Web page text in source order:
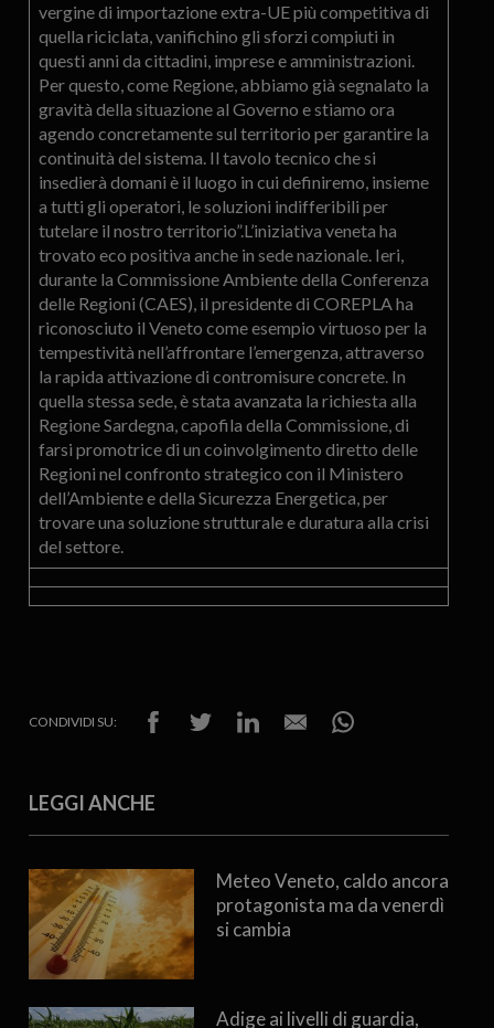
vergine di importazione extra-UE più competitiva di
quella riciclata, vanifichino gli sforzi compiuti in
questi anni da cittadini, imprese e amministrazioni.
Per questo, come Regione, abbiamo già segnalato la
gravità della situazione al Governo e stiamo ora
agendo concretamente sul territorio per garantire la
continuità del sistema. Il tavolo tecnico che si
insedierà domani è il luogo in cui definiremo, insieme
a tutti gli operatori, le soluzioni indifferibili per
tutelare il nostro territorio”.L’iniziativa veneta ha
trovato eco positiva anche in sede nazionale. Ieri,
durante la Commissione Ambiente della Conferenza
delle Regioni (CAES), il presidente di COREPLA ha
riconosciuto il Veneto come esempio virtuoso per la
tempestività nell’affrontare l’emergenza, attraverso
la rapida attivazione di contromisure concrete. In
quella stessa sede, è stata avanzata la richiesta alla
Regione Sardegna, capofila della Commissione, di
farsi promotrice di un coinvolgimento diretto delle
Regioni nel confronto strategico con il Ministero
dell’Ambiente e della Sicurezza Energetica, per
trovare una soluzione strutturale e duratura alla crisi
del settore.
CONDIVIDI SU:
LEGGI ANCHE
Meteo Veneto, caldo ancora
protagonista ma da venerdì
si cambia
Adige ai livelli di guardia,